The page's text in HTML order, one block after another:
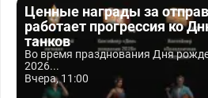
Ценные награды за
работает прогрессия ко
танков
Во время празднования Дня
2026...
Вчера, 11:00